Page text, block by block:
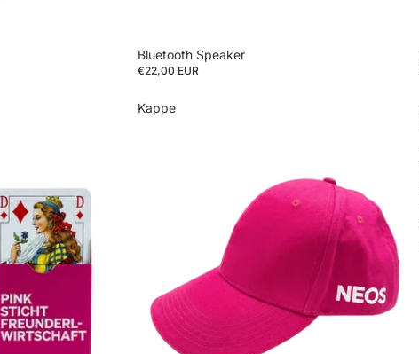
Bluetooth Speaker
€22,00 EUR
Kappe